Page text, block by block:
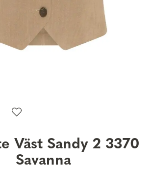
Väst Sandy 2 3370
Savanna